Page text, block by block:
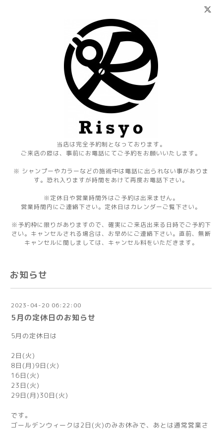
当店は完全予約制となっております。
ご来店の際は、事前にお電話にてご予約をお願いいたします。
※ シャンプーやカラーなどの施術中は電話に出られない事がありま
す。恐れ入りますが時間をあけて再度お電話下さい。
※定休日や営業時間外はご予約は出来ません。
営業時間内にご連絡下さい。定休日はカレンダーご覧下さい。
※予約枠に限りがありますので、確実にご来店出来る日時でご予約下
さい。キャンセルされる場合は、お早めにご連絡下さい。直前、無断
キャンセルに関しましては、キャンセル料をいただきます。
お知らせ
2023-04-20 06:22:00
5月の定休日のお知らせ
5月の定休日は
2日(火)
8日(月)9日(火)
16日(火)
23日(火)
29日(月)30日(火)
です。
ゴールデンウィークは2日(火)のみお休みで、あとは通常営業さ